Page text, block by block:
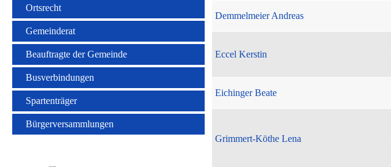
Ortsrecht
Gemeinderat
Beauftragte der Gemeinde
Busverbindungen
Spartenträger
Bürgerversammlungen
Demmelmeier Andreas
Eccel Kerstin
Eichinger Beate
Grimmert-Köthe Lena